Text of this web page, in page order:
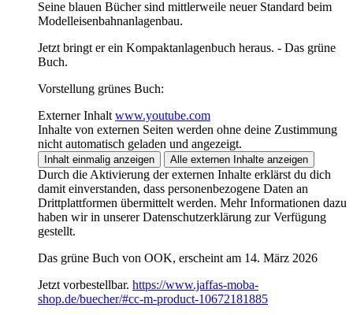
Seine blauen Bücher sind mittlerweile neuer Standard beim
Modelleisenbahnanlagenbau.
Jetzt bringt er ein Kompaktanlagenbuch heraus. - Das grüne
Buch.
Vorstellung grünes Buch:
Externer Inhalt www.youtube.com
Inhalte von externen Seiten werden ohne deine Zustimmung
nicht automatisch geladen und angezeigt.
Inhalt einmalig anzeigen Alle externen Inhalte anzeigen
Durch die Aktivierung der externen Inhalte erklärst du dich
damit einverstanden, dass personenbezogene Daten an
Drittplattformen übermittelt werden. Mehr Informationen dazu
haben wir in unserer Datenschutzerklärung zur Verfügung
gestellt.
Das grüne Buch von OOK, erscheint am 14. März 2026
Jetzt vorbestellbar. https://www.jaffas-moba-
shop.de/buecher/#cc-m-product-10672181885